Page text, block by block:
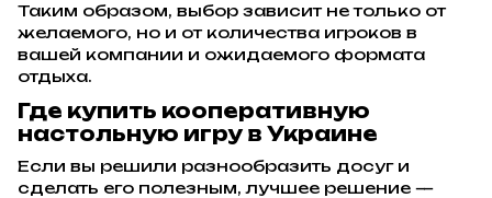
Таким образом, выбор зависит не только от
желаемого, но и от количества игроков в
вашей компании и ожидаемого формата
отдыха.
Где купить кооперативную
настольную игру в Украине
Если вы решили разнообразить досуг и
сделать его полезным, лучшее решение —